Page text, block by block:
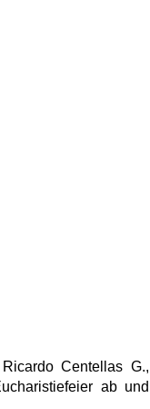
Centellas G.,
ab und